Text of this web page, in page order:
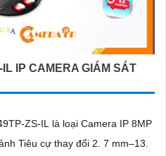
IP CAMERA GIÁM SÁT
ZS-IL là loại Camera IP 8MP
Tiêu cự thay đổi 2. 7 mm–13.